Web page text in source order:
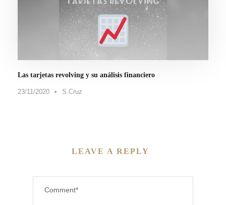
Las tarjetas revolving y su análisis financiero
23/11/2020 • S.Cruz
LEAVE A REPLY